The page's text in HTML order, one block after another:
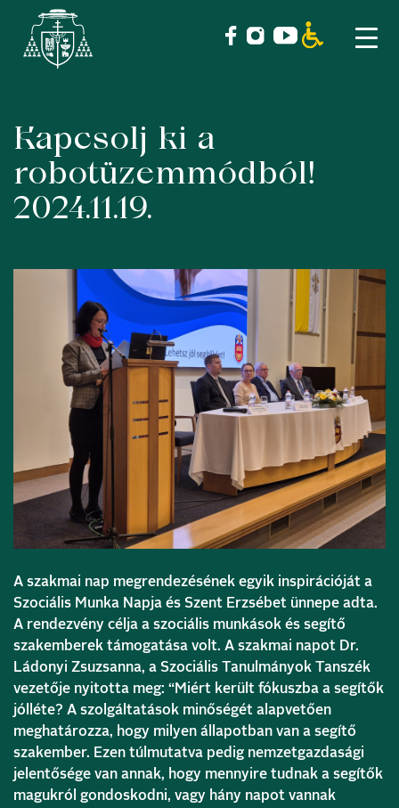
Skip
content
Kapcsolj ki a
robotüzemmódból!
2024.11.19.
A szakmai nap megrendezésének egyik inspirációját a
Szociális Munka Napja és Szent Erzsébet ünnepe adta.
A rendezvény célja a szociális munkások és segítő
szakemberek támogatása volt. A szakmai napot Dr.
Ládonyi Zsuzsanna, a Szociális Tanulmányok Tanszék
vezetője nyitotta meg: “Miért került fókuszba a segítők
jólléte? A szolgáltatások minőségét alapvetően
meghatározza, hogy milyen állapotban van a segítő
szakember. Ezen túlmutatva pedig nemzetgazdasági
jelentősége van annak, hogy mennyire tudnak a segítők
magukról gondoskodni, vagy hány napot vannak